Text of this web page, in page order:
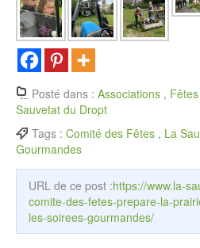
Posté dans : Associations ,
Sauvetat du Dropt
Tags : Comité des Fêtes , La
Gourmandes
URL de ce post :https://www.la-
comite-des-fetes-prepare-la-
les-soirees-gourmandes/